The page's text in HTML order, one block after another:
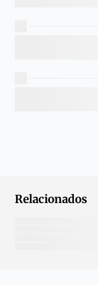
Relacionados